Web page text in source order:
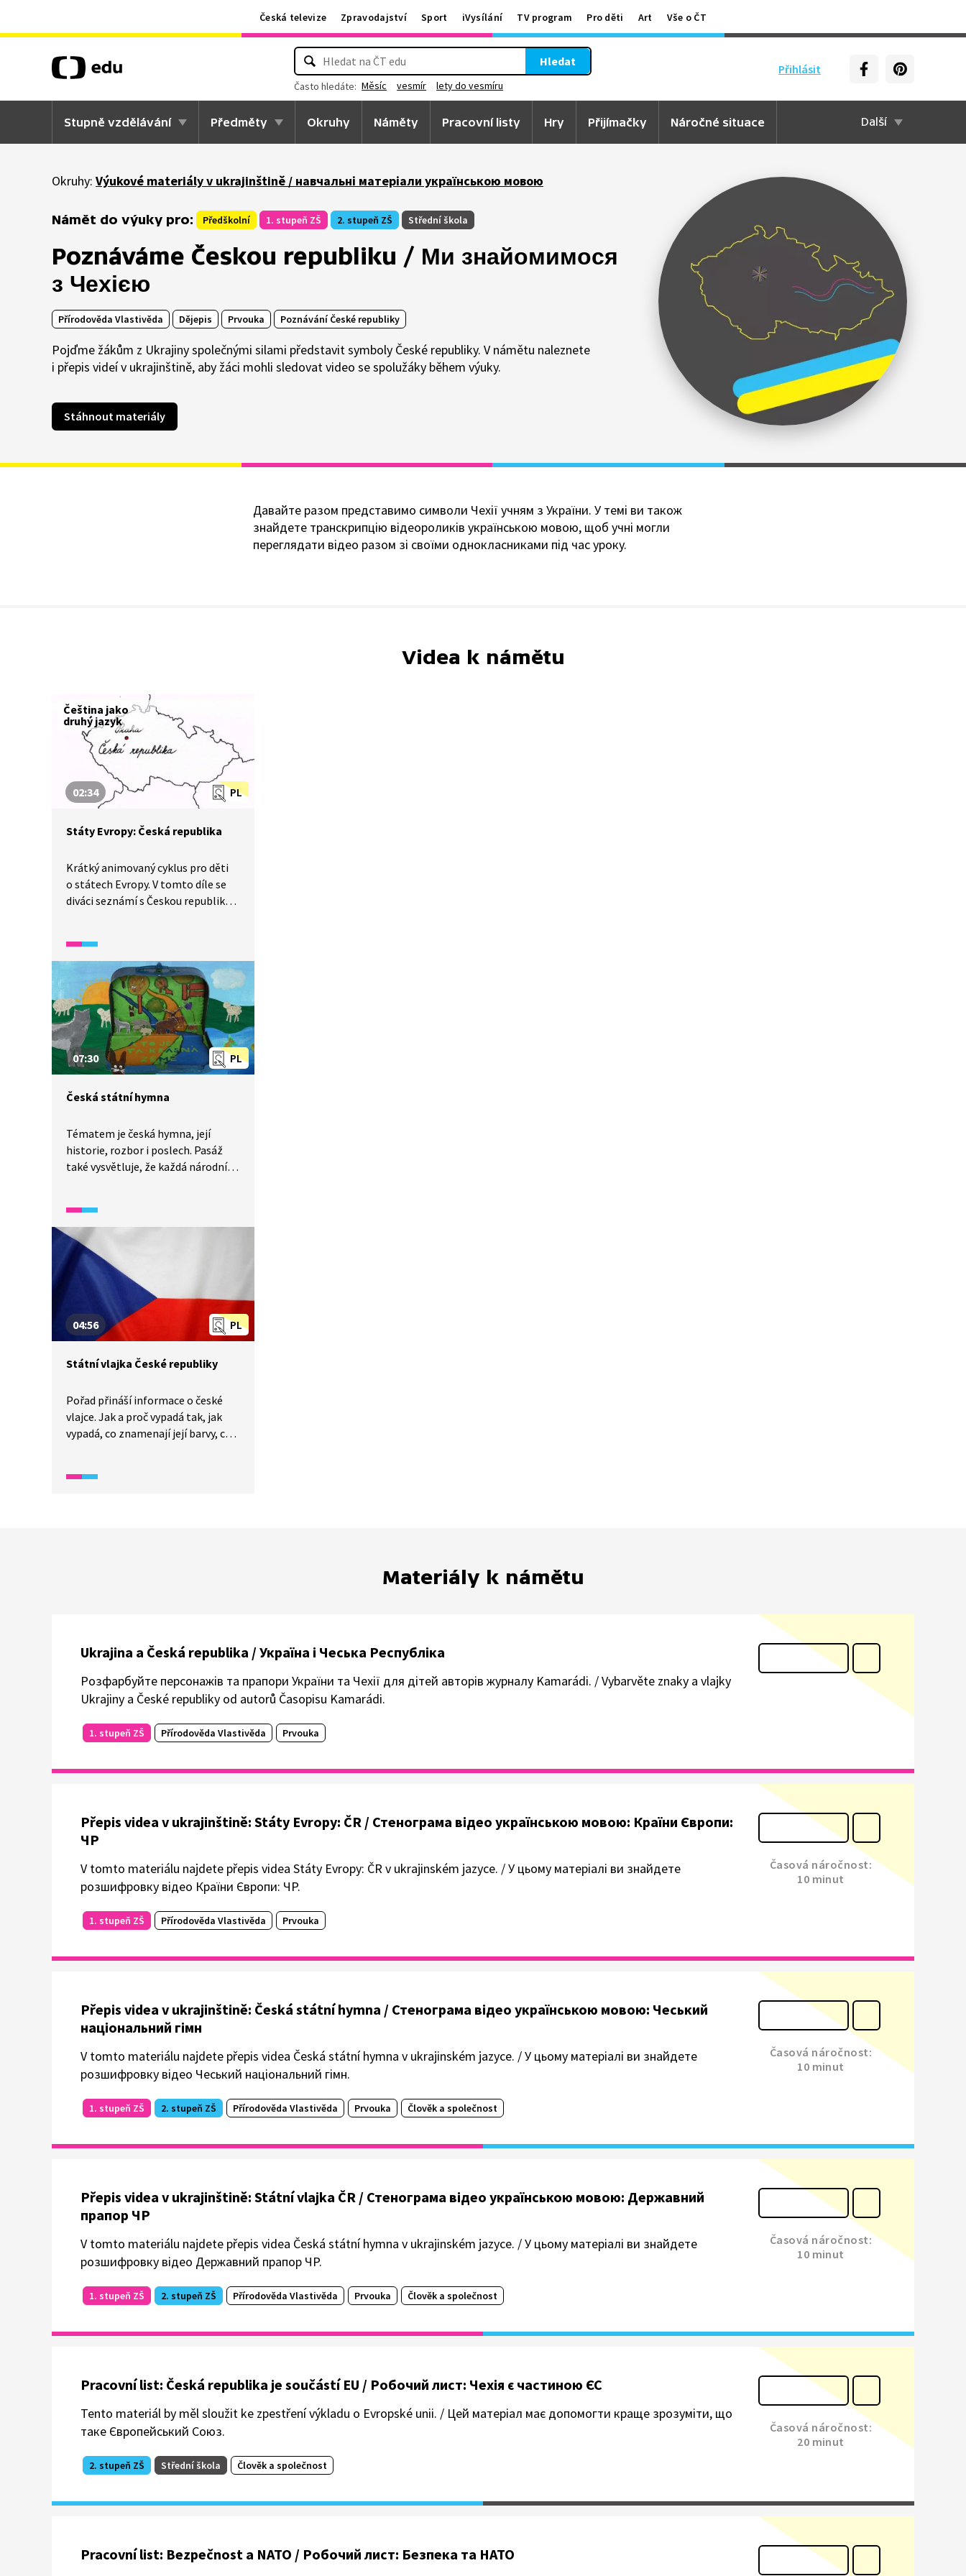
Česká televize Zpravodajství Sport iVysílání TV program Pro děti Art Vše o ČT
Přihlásit
Hledat
Často hledáte: Měsíc vesmír lety do vesmíru
Stupně vzdělávání Předměty Okruhy Náměty Pracovní listy Hry Přijímačky Náročné situace Další
Okruhy: Výukové materiály v ukrajinštině / навчальні матеріали українською мовою
Námět do výuky pro: Předškolní 1. stupeň ZŠ 2. stupeň ZŠ Střední škola
Poznáváme Českou republiku / Ми знайомимося
з Чехією
Přírodověda Vlastivěda Dějepis Prvouka Poznávání České republiky
Pojďme žákům z Ukrajiny společnými silami představit symboly České republiky. V námětu naleznete
i přepis videí v ukrajinštině, aby žáci mohli sledovat video se spolužáky během výuky.
Stáhnout materiály
Давайте разом представимо символи Чехії учням з України. У темі ви також
знайдете транскрипцію відеороликів українською мовою, щоб учні могли
переглядати відео разом зі своїми однокласниками під час уроку.
Videa k námětu
Čeština jako
druhý jazyk
PL
02:34
Státy Evropy: Česká republika
Krátký animovaný cyklus pro děti
o státech Evropy. V tomto díle se
diváci seznámí s Českou republikou.
češtiny pro cizince. Žáci se seznámí
se základními údaji o České
republice. Video spadá do širšího
okruhu vidií, které se zaměřují
na život v České republice, její
historii, kulturu a zvyky.
PL
07:30
Česká státní hymna
Tématem je česká hymna, její
historie, rozbor i poslech. Pasáž
také vysvětluje, že každá národní
symbol.
PL
04:56
Státní vlajka České republiky
Pořad přináší informace o české
vlajce. Jak a proč vypadá tak, jak
vypadá, co znamenají její barvy, co
je to trikolora.
Materiály k námětu
Ukrajina a Česká republika / Україна i Чеська Республіка
Розфарбуйте персонажів та прапори України та Чехії для дітей авторів журналу Kamarádi. / Vybarvěte znaky a vlajky
Ukrajiny a České republiky od autorů Časopisu Kamarádi.
1. stupeň ZŠ Přírodověda Vlastivěda Prvouka
Přepis videa v ukrajinštině: Státy Evropy: ČR / Стенограма відео українською мовою: Країни Європи:
ЧР
V tomto materiálu najdete přepis videa Státy Evropy: ČR v ukrajinském jazyce. / У цьому матеріалі ви знайдете
розшифровку відео Країни Європи: ЧР.
1. stupeň ZŠ Přírodověda Vlastivěda Prvouka
Časová náročnost:
10 minut
Přepis videa v ukrajinštině: Česká státní hymna / Стенограма відео українською мовою: Чеський
національний гімн
V tomto materiálu najdete přepis videa Česká státní hymna v ukrajinském jazyce. / У цьому матеріалі ви знайдете
розшифровку відео Чеський національний гімн.
1. stupeň ZŠ 2. stupeň ZŠ Přírodověda Vlastivěda Prvouka Člověk a společnost
Časová náročnost:
10 minut
Přepis videa v ukrajinštině: Státní vlajka ČR / Стенограма відео українською мовою: Державний
прапор ЧР
V tomto materiálu najdete přepis videa Česká státní hymna v ukrajinském jazyce. / У цьому матеріалі ви знайдете
розшифровку відео Державний прапор ЧР.
1. stupeň ZŠ 2. stupeň ZŠ Přírodověda Vlastivěda Prvouka Člověk a společnost
Časová náročnost:
10 minut
Pracovní list: Česká republika je součástí EU / Робочий лист: Чехія є частиною ЄС
Tento materiál by měl sloužit ke zpestření výkladu o Evropské unii. / Цей матеріал має допомогти краще зрозуміти, що
таке Європейський Союз.
2. stupeň ZŠ Střední škola Člověk a společnost
Časová náročnost:
20 minut
Pracovní list: Bezpečnost a NATO / Робочий лист: Безпека та НАТО